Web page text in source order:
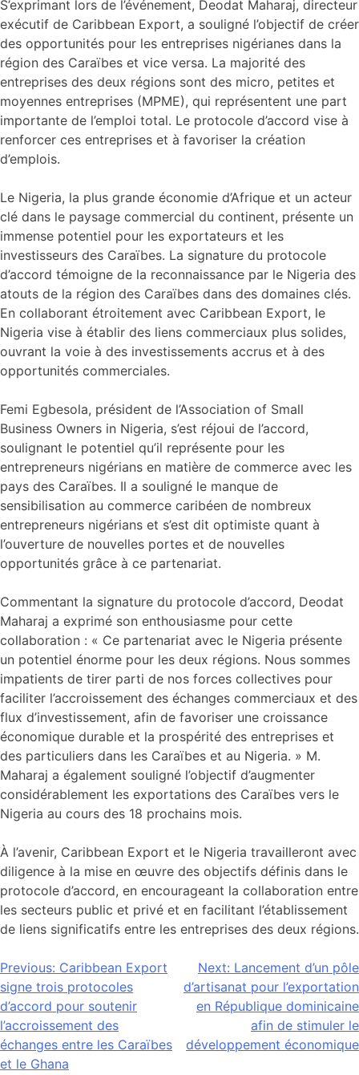
S’exprimant lors de l’événement, Deodat Maharaj, directeur
exécutif de Caribbean Export, a souligné l’objectif de créer
des opportunités pour les entreprises nigérianes dans la
région des Caraïbes et vice versa. La majorité des
entreprises des deux régions sont des micro, petites et
moyennes entreprises (MPME), qui représentent une part
importante de l’emploi total. Le protocole d’accord vise à
renforcer ces entreprises et à favoriser la création
d’emplois.
Le Nigeria, la plus grande économie d’Afrique et un acteur
clé dans le paysage commercial du continent, présente un
immense potentiel pour les exportateurs et les
investisseurs des Caraïbes. La signature du protocole
d’accord témoigne de la reconnaissance par le Nigeria des
atouts de la région des Caraïbes dans des domaines clés.
En collaborant étroitement avec Caribbean Export, le
Nigeria vise à établir des liens commerciaux plus solides,
ouvrant la voie à des investissements accrus et à des
opportunités commerciales.
Femi Egbesola, président de l’Association of Small
Business Owners in Nigeria, s’est réjoui de l’accord,
soulignant le potentiel qu’il représente pour les
entrepreneurs nigérians en matière de commerce avec les
pays des Caraïbes. Il a souligné le manque de
sensibilisation au commerce caribéen de nombreux
entrepreneurs nigérians et s’est dit optimiste quant à
l’ouverture de nouvelles portes et de nouvelles
opportunités grâce à ce partenariat.
Commentant la signature du protocole d’accord, Deodat
Maharaj a exprimé son enthousiasme pour cette
collaboration : « Ce partenariat avec le Nigeria présente
un potentiel énorme pour les deux régions. Nous sommes
impatients de tirer parti de nos forces collectives pour
faciliter l’accroissement des échanges commerciaux et des
flux d’investissement, afin de favoriser une croissance
économique durable et la prospérité des entreprises et
des particuliers dans les Caraïbes et au Nigeria. » M.
Maharaj a également souligné l’objectif d’augmenter
considérablement les exportations des Caraïbes vers le
Nigeria au cours des 18 prochains mois.
À l’avenir, Caribbean Export et le Nigeria travailleront avec
diligence à la mise en œuvre des objectifs définis dans le
protocole d’accord, en encourageant la collaboration entre
les secteurs public et privé et en facilitant l’établissement
de liens significatifs entre les entreprises des deux régions.
Navigation
de
l’article
Previous: Caribbean Export
signe trois protocoles
d’accord pour soutenir
l’accroissement des
échanges entre les Caraïbes
et le Ghana
Next: Lancement d’un pôle
d’artisanat pour l’exportation
en République dominicaine
afin de stimuler le
développement économique